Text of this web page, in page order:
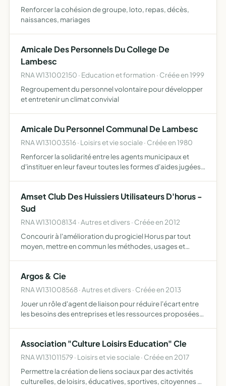
Renforcer la cohésion de groupe, loto, repas, décès,
naissances, mariages
Amicale Des Personnels Du College De
Lambesc
RNA W131002150 · Education et formation · Créée en 1999
Regroupement du personnel volontaire pour développer
et entretenir un climat convivial
Amicale Du Personnel Communal De Lambesc
RNA W131003516 · Loisirs et vie sociale · Créée en 1980
Renforcer la solidarité entre les agents municipaux et
d'instituer en leur faveur toutes les formes d'aides jugées
Amset Club Des Huissiers Utilisateurs D'horus -
Sud
RNA W131008134 · Autres et divers · Créée en 2012
Concourir à l'amélioration du progiciel Horus par tout
moyen, mettre en commun les méthodes, usages et
aux membres de…
Argos & Cie
RNA W131008568 · Autres et divers · Créée en 2013
Jouer un rôle d'agent de liaison pour réduire l'écart entre
les besoins des entreprises et les ressources proposées
Association "Culture Loisirs Education" Cle
RNA W131011579 · Loisirs et vie sociale · Créée en 2017
Permettre la création de liens sociaux par des activités
culturelles, de loisirs, éducatives, sportives, citoyennes et